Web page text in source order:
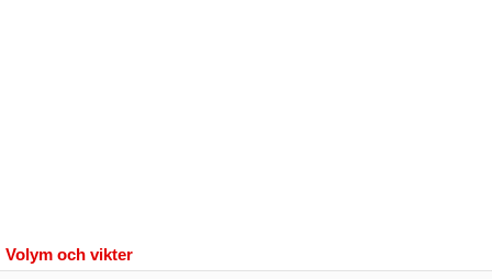
Volym och vikter